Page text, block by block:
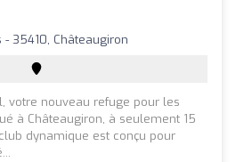
- 35410, Châteaugiron
votre nouveau refuge pour les
à Châteaugiron, à seulement 15
dynamique est conçu pour